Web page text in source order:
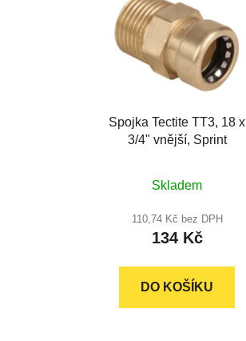
Spojka Tectite TT3, 18 x
3/4" vnější, Sprint
Skladem
110,74 Kč bez DPH
134 Kč
DO KOŠÍKU